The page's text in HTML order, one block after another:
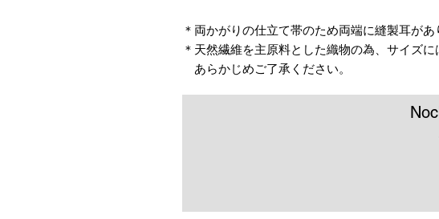
＊両かがりの仕立て帯のため両端に縫製耳があ
＊天然繊維を主原料とした織物の為、サイズに
あらかじめご了承ください。